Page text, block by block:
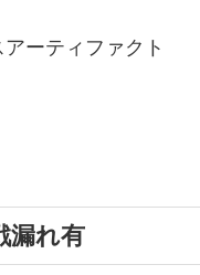
ーティファクト
漏れ有